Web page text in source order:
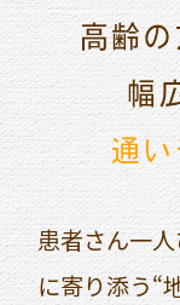
高齢
幅
通
患者さん一
に寄り添う“